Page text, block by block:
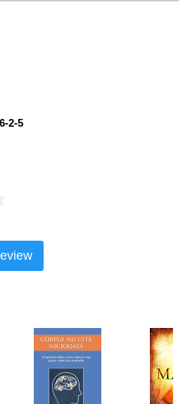
realității stricte, al realității
2-5